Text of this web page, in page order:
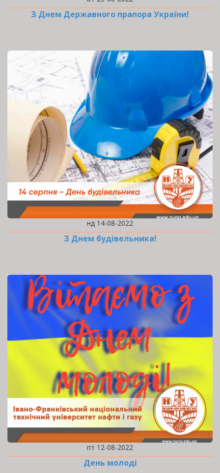
З Днем Державного прапора України!
нд 14-08-2022
З Днем будівельника!
пт 12-08-2022
День молоді